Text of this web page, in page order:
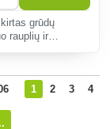
grūdų
rauplių ir
1 2 3 4